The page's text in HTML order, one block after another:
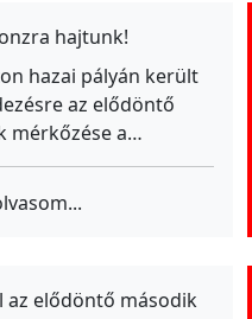
hajtunk!
hazai pályán került
az elődöntő
mérkőzése a…
az elődöntő második